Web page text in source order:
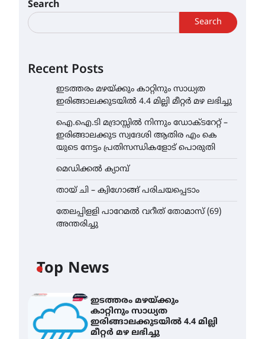
Search
Search
Recent Posts
ഇടത്തരം മഴയ്ക്കും കാറ്റിനും സാധ്യത
ഇരിങ്ങാലക്കുടയിൽ 4.4 മില്ലി മീറ്റർ മഴ ലഭിച്ചു
ഐ.ഐ.ടി മദ്രാസ്സിൽ നിന്നും ഡോക്ടറേറ്റ് –
ഇരിങ്ങാലക്കുട സ്വദേശി ആതിര എം കെ
യുടെ നേട്ടം പ്രതിസന്ധികളോട് പൊരുതി
മെഡിക്കൽ ക്യാമ്പ്
തായ് ചി – ക്വിഗോങ്ങ് പരിചയപ്പെടാം
തേലപ്പിളളി പാറേമൽ വറീത് തോമാസ് (69)
അന്തരിച്ചു
Top News
ഇടത്തരം മഴയ്ക്കും
കാറ്റിനും സാധ്യത
ഇരിങ്ങാലക്കുടയിൽ 4.4 മില്ലി
മീറ്റർ മഴ ലഭിച്ചു